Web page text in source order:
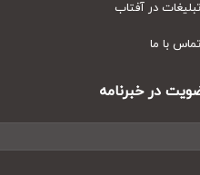
در آفتاب
با ما
در خبرنامه